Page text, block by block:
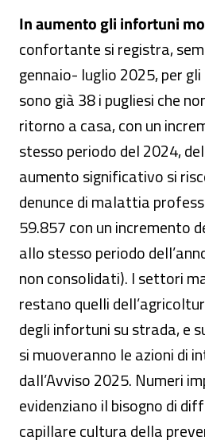
In aumento gli infortuni
confortante si registra,
gennaio- luglio 2025, per
sono già 38 i pugliesi che
ritorno a casa, con un
stesso periodo del 2024,
aumento significativo si
denunce di malattia
59.857 con un incremento
allo stesso periodo
non consolidati). I settori
restano quelli
degli infortuni su strada, e
si muoveranno le azioni di
dall’Avviso 2025. Numeri
evidenziano il bisogno di
capillare cultura della